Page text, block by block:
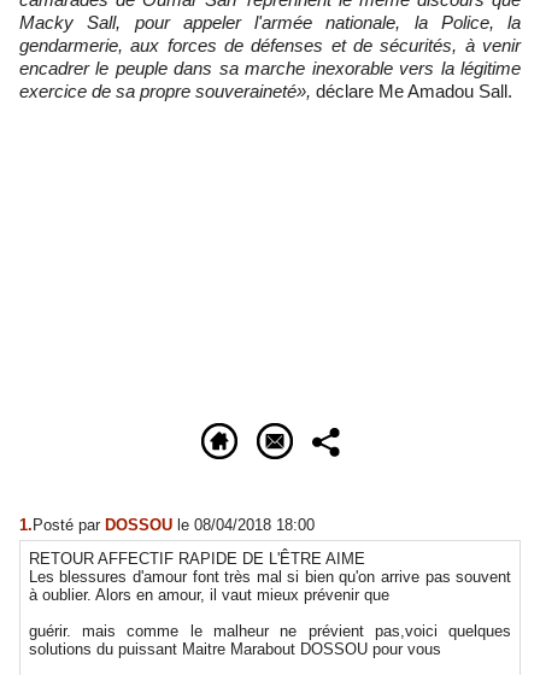
Macky Sall, pour appeler l'armée nationale, la Police, la
gendarmerie, aux forces de défenses et de sécurités, à venir
encadrer le peuple dans sa marche inexorable vers la légitime
exercice de sa propre souveraineté», déclare Me Amadou Sall.
1. Posté par DOSSOU le 08/04/2018 18:00
RETOUR AFFECTIF RAPIDE DE L'ÊTRE AIME
Les blessures d'amour font très mal si bien qu'on arrive pas souvent
à oublier. Alors en amour, il vaut mieux prévenir que
guérir. mais comme le malheur ne prévient pas,voici quelques
solutions du puissant Maitre Marabout DOSSOU pour vous